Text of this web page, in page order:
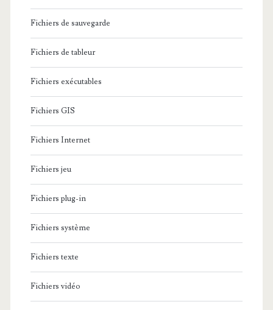
Fichiers de sauvegarde
Fichiers de tableur
Fichiers exécutables
Fichiers GIS
Fichiers Internet
Fichiers jeu
Fichiers plug-in
Fichiers système
Fichiers texte
Fichiers vidéo